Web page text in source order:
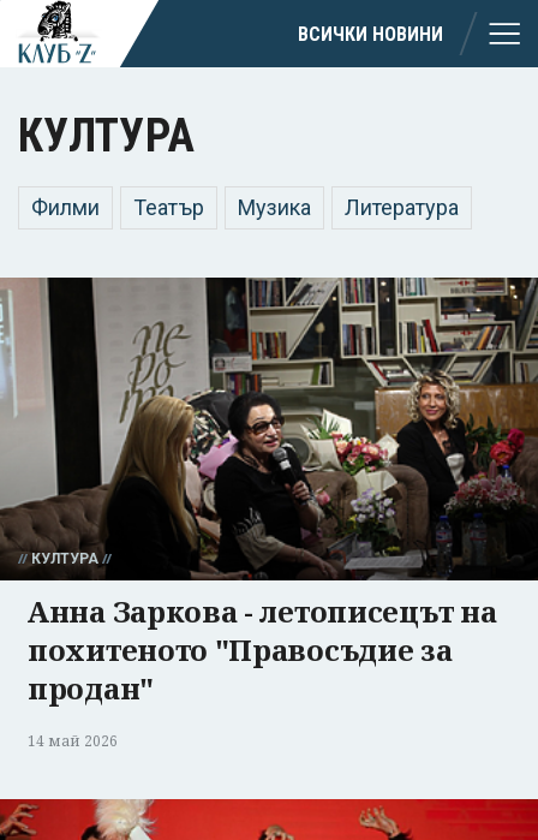
ВСИЧКИ НОВИНИ
КУЛТУРА
Филми Театър Музика Литература
КУЛТУРА
Анна Заркова - летописецът на
похитеното "Правосъдие за
продан"
14 май 2026